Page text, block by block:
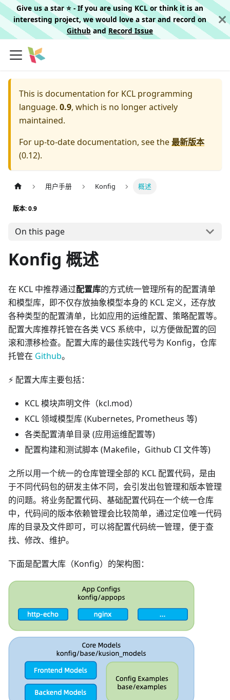
Give us a star ⭐️ - If you are using KCL or think it is an
interesting project, we would love a star and record on
Githuband Record Issue
This is documentation for KCL programming
language. 0.9, which is no longer actively
maintained.
For up-to-date documentation, see the最新版本
(0.12).
用户手册 Konfig 概述
版本: 0.9
On this page
Konfig 概述
在 KCL 中推荐通过配置库的方式统一管理所有的配置清单
和模型库，即不仅存放抽象模型本身的 KCL 定义，还存放
各种类型的配置清单，比如应用的运维配置、策略配置等。
配置大库推荐托管在各类 VCS 系统中，以方便做配置的回
滚和漂移检查。配置大库的最佳实践代号为 Konfig，仓库
托管在 Github。
⚡️ 配置大库主要包括：
KCL 模块声明文件（kcl.mod）
KCL 领域模型库 (Kubernetes, Prometheus 等)
各类配置清单目录 (应用运维配置等)
配置构建和测试脚本 (Makefile，Github CI 文件等)
之所以用一个统一的仓库管理全部的 KCL 配置代码，是由
于不同代码包的研发主体不同，会引发出包管理和版本管理
的问题。将业务配置代码、基础配置代码在一个统一仓库
中，代码间的版本依赖管理会比较简单，通过定位唯一代码
库的目录及文件即可，可以将配置代码统一管理，便于查
找、修改、维护。
下面是配置大库（Konfig）的架构图：